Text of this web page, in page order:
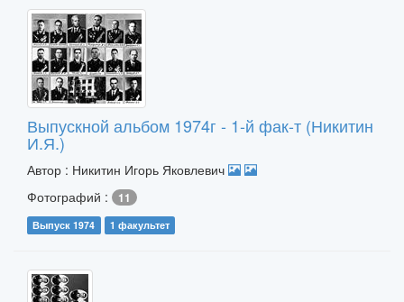
Выпускной альбом 1974г - 1-й фак-т (Никитин
И.Я.)
Автор : Никитин Игорь Яковлевич
Фотографий :
11
Выпуск 1974 1 факультет